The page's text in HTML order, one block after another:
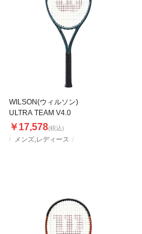
メンズ,レディース
WILSON(ウィルソン)
ULTRA TEAM V4.0
￥17,578(税込)